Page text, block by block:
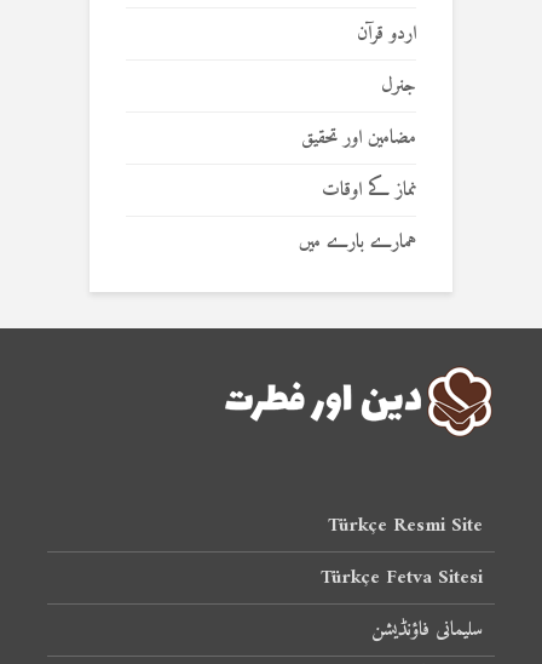
اردو قرآن
جنرل
مضامین اور تحقیق
نماز کے اوقات
ہمارے بارے میں
Türkçe Resmi Site
Türkçe Fetva Sitesi
سلیمانی فاؤنڈیشن